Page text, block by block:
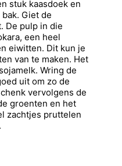
stuk kaasdoek en
Giet de
De pulp in die
een heel
eiwitten. Dit kun je
van te maken. Het
Wring de
uit om zo de
vervolgens de
groenten en het
zachtjes pruttelen